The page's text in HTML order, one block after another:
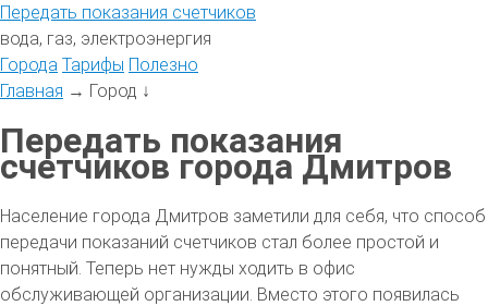
Передать показания счетчиков
вода, газ, электроэнергия
Города Тарифы Полезно
Главная → Город ↓
Передать показания
счетчиков города Дмитров
Население города Дмитров заметили для себя, что способ
передачи показаний счетчиков стал более простой и
понятный. Теперь нет нужды ходить в офис
обслуживающей организации. Вместо этого появилась